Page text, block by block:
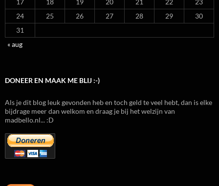
17
18 19 20 21 22
23
24
25 26 27 28 29
30
31
« aug
DONEER EN MAAK ME BLIJ :-)
Als je dit blog leuk gevonden heb en toch geld te veel hebt, dan is elke
bijdrage meer dan welkom en draag je bij het welzijn van
madbello.nl... :D